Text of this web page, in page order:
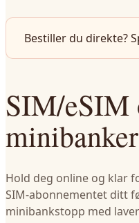
Bestiller du direkte?
SIM/eSIM
Hold deg online og klar
SIM-abonnementet ditt
minibankstopp med